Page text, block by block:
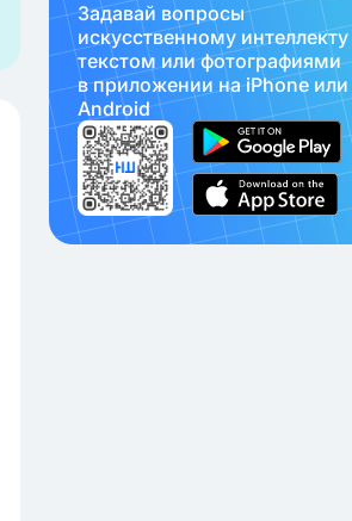
Задавай вопросы
искуcственному интеллекту
текстом или фотографиями
в приложении на iPhone или
Android